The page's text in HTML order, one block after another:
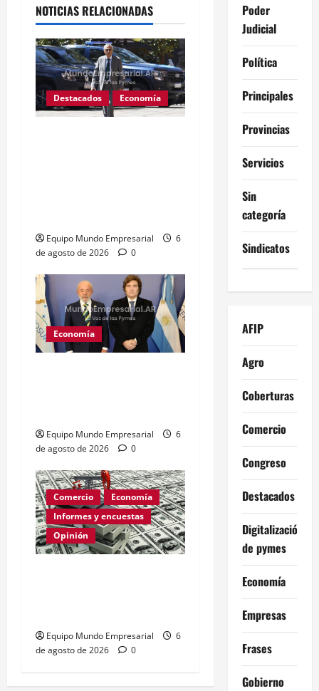
NOTICIAS RELACIONADAS
Destacados Economía
Equipo Mundo Empresarial
6
de agosto de 2026
0
Economía
Equipo Mundo Empresarial
6
de agosto de 2026
0
Comercio
Economía
Informes y encuestas
Opinión
Equipo Mundo Empresarial
6
de agosto de 2026
0
Poder
Judicial
Política
Principales
Provincias
Servicios
Sin
categoría
Sindicatos
AFIP
Agro
Coberturas
Comercio
Congreso
Destacados
Digitalización
de pymes
Economía
Empresas
Frases
Gobierno